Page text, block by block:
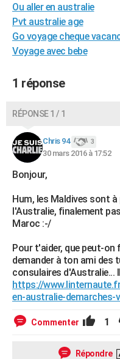
GUIDES D'ACHAT
BONS PLANS
CARTE DE VOEUX
Carte de Noël
Carte Bonne année
Carte Saint-Valentin
Carte Pâques
Carte d'anniversaire
DICTIONNAIRE
S'inscrire
Se connecter
Lycées
Collèges
Primaires
Universités
Entreprises
Service militaire
Avis de recherche
AVIS DE DÉCÈS
FORUM
Bricolage
Lifestyle
Culture
Sport
Auto
Television
Voyage
Cinema
Ou aller en australie
Pvt australie age
Go voyage cheque
Voyage avec bebe
1 réponse
RÉPONSE 1 / 1
Chris 94 3
30 mars 2016 à 17:52
Bonjour,
Hum, les Maldives sont
l'Australie, finalement
Maroc :-/
Pour t'aider, que peut-on
demander à ton ami des
consulaires d'Australie...
https://
en-australie-
Commenter 1
Répondre